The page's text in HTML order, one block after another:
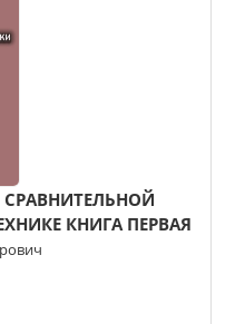
СРАВНИТЕЛЬНОЙ
КНИГА ПЕРВАЯ